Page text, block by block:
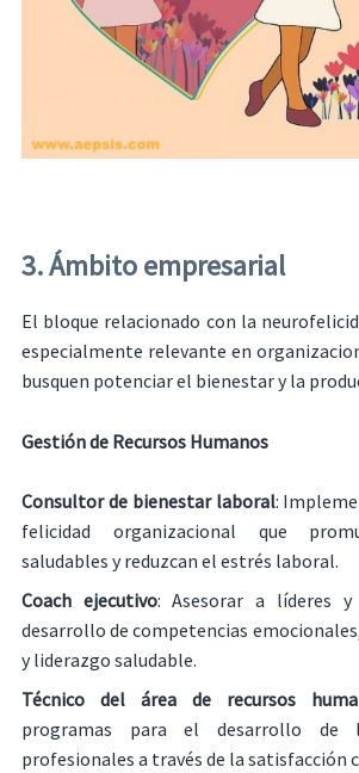
3. Ámbito empresarial
El bloque relacionado con la
especialmente relevante en
busquen potenciar el bienestar y la
Gestión de Recursos Humanos
Consultor de bienestar laboral:
felicidad organizacional que
saludables y reduzcan el estrés laboral.
Coach ejecutivo: Asesorar a líderes
desarrollo de competencias
y liderazgo saludable.
Técnico del área de recursos
programas para el desarrollo de
profesionales a través de la satisfacción